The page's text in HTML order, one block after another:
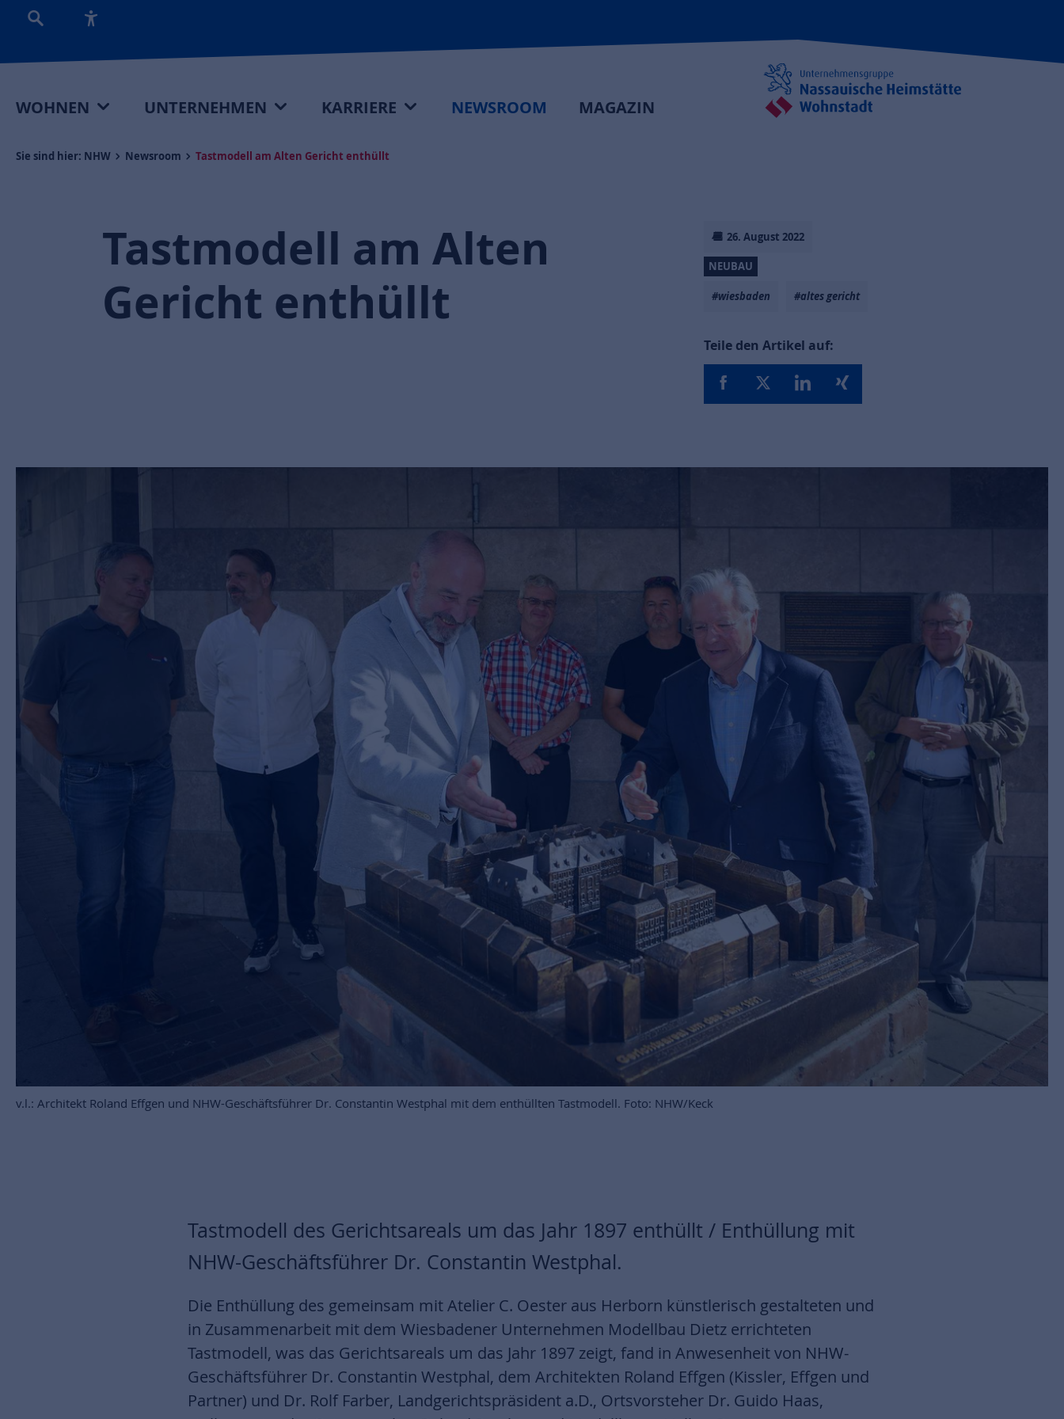
WOHNEN UNTERNEHMEN KARRIERE NEWSROOM MAGAZIN
Sie sind hier: NHW Newsroom Tastmodell am Alten Gericht enthüllt
26. August 2022
NEUBAU
#wiesbaden #altes gericht
Teile den Artikel auf:
Tastmodell am Alten
Gericht enthüllt
v.l.: Architekt Roland Effgen und NHW-Geschäftsführer Dr. Constantin Westphal mit dem enthüllten Tastmodell. Foto: NHW/Keck
Tastmodell des Gerichtsareals um das Jahr 1897 enthüllt / Enthüllung mit
NHW-Geschäftsführer Dr. Constantin Westphal.
Die Enthüllung des gemeinsam mit Atelier C. Oester aus Herborn künstlerisch gestalteten und
in Zusammenarbeit mit dem Wiesbadener Unternehmen Modellbau Dietz errichteten
Tastmodell, was das Gerichtsareals um das Jahr 1897 zeigt, fand in Anwesenheit von NHW-
Geschäftsführer Dr. Constantin Westphal, dem Architekten Roland Effgen (Kissler, Effgen und
Partner) und Dr. Rolf Farber, Landgerichtspräsident a.D., Ortsvorsteher Dr. Guido Haas,